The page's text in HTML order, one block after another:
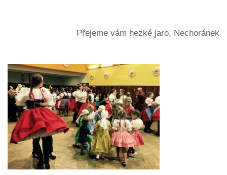
Přejeme vám hezké jaro, Nechoránek